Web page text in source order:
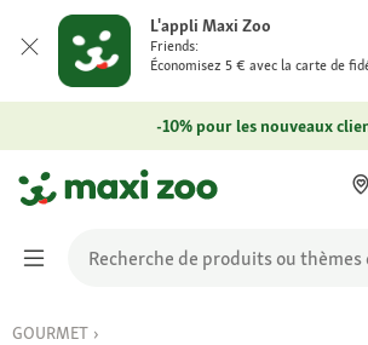
L'appli Maxi Zoo
Friends:
Économisez 5 € avec la carte de
-10% pour les nouveaux
GOURMET